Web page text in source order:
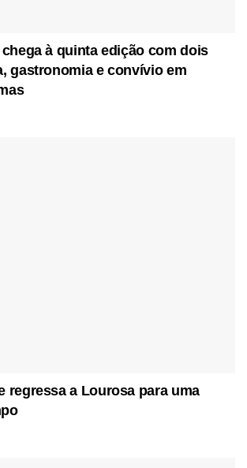
chega à quinta edição com dois
gastronomia e convívio em
regressa a Lourosa para uma